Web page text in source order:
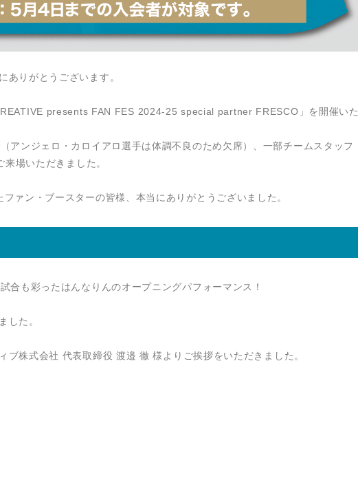
ありがとうございます。
presents FAN FES 2024-25 special partner FRESCO」を開催いた
アンジェロ・カロイアロ選手は体調不良のため欠席）、一部チームスタッフ
場いただきました。
ァン・ブースターの皆様、本当にありがとうございました。
合も彩ったはんなりんのオープニングパフォーマンス！
した。
株式会社 代表取締役 渡邉 徹 様よりご挨拶をいただきました。